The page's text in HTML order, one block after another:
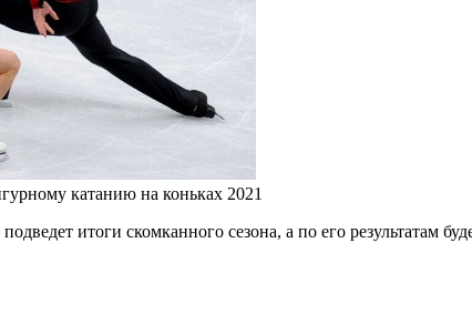
катанию на коньках 2021
итоги скомканного сезона, а по его результатам